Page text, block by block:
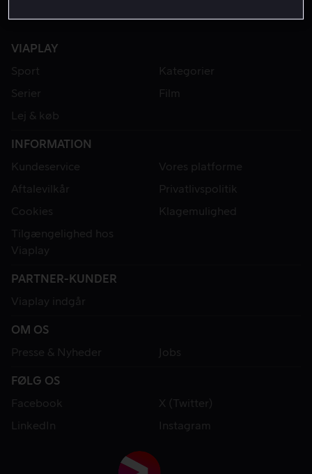
VIAPLAY
Sport
Kategorier
Serier
Film
Lej & køb
INFORMATION
Kundeservice
Vores platforme
Aftalevilkår
Privatlivspolitik
Cookies
Klagemulighed
Tilgængelighed hos
Viaplay
PARTNER-KUNDER
Viaplay indgår
OM OS
Presse & Nyheder
Jobs
FØLG OS
Facebook
X (Twitter)
LinkedIn
Instagram